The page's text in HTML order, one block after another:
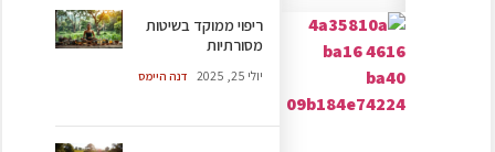
ריפוי ממוקד בשיטות
מסורתיות
דנה היימס יולי 25, 2025